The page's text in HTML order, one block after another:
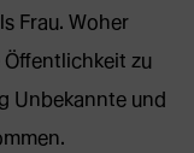
Frau. Woher
zu
Unbekannte und